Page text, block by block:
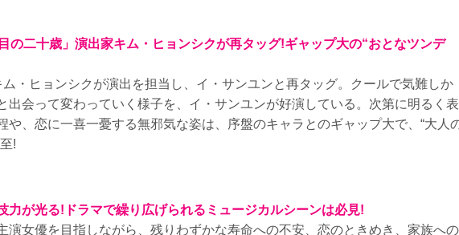
の二十歳」演出家キム・ヒョンシクが再タッグ!ギャップ大の“おとなツンデ
ム・ヒョンシクが演出を担当し、イ・サンユンと再タッグ。クールで気難しか
出会って変わっていく様子を、イ・サンユンが好演している。次第に明るく表
や、恋に一喜一憂する無邪気な姿は、序盤のキャラとのギャップ大で、“大人
!
が光る!ドラマで繰り広げられるミュージカルシーンは必見!
演女優を目指しながら、残りわずかな寿命への不安、恋のときめき、家族への